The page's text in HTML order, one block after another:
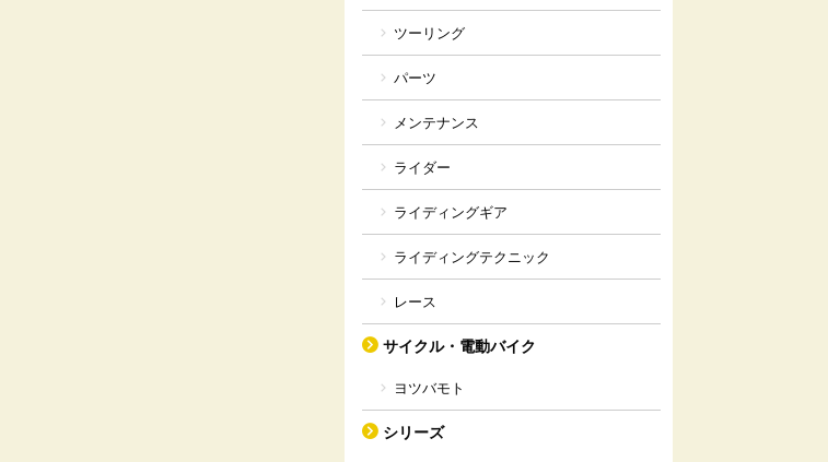
ツーリング
パーツ
メンテナンス
ライダー
ライディングギア
ライディングテクニック
レース
サイクル・電動バイク
ヨツバモト
シリーズ